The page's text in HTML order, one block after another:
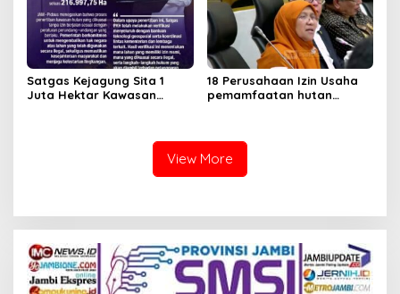
Satgas Kejagung Sita 1
Juta Hektar Kawasan
18 Perusahaan Izin Usaha
pemamfaatan hutan
View More